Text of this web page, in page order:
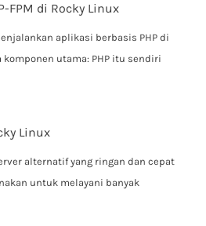
FPM di Rocky Linux
aplikasi berbasis PHP di
utama: PHP itu sendiri
Linux
alternatif yang ringan dan cepat
untuk melayani banyak